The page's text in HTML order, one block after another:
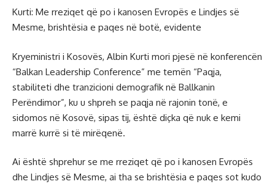
Kurti: Me rreziqet që po i kanosen Evropës e Lindjes së
Mesme, brishtësia e paqes në botë, evidente
Kryeministri i Kosovës, Albin Kurti mori pjesë në konferencën
“Balkan Leadership Conference” me temën “Paqja,
stabiliteti dhe tranzicioni demografik në Ballkanin
Perëndimor”, ku u shpreh se paqja në rajonin tonë, e
sidomos në Kosovë, sipas tij, është diçka që nuk e kemi
marrë kurrë si të mirëqenë.
Ai është shprehur se me rreziqet që po i kanosen Evropës
dhe Lindjes së Mesme, ai tha se brishtësia e paqes sot kudo